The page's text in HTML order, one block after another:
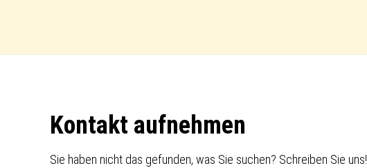
FooterKontakt aufnehmen
Sie haben nicht das gefunden, was Sie suchen? Schreiben Sie uns!